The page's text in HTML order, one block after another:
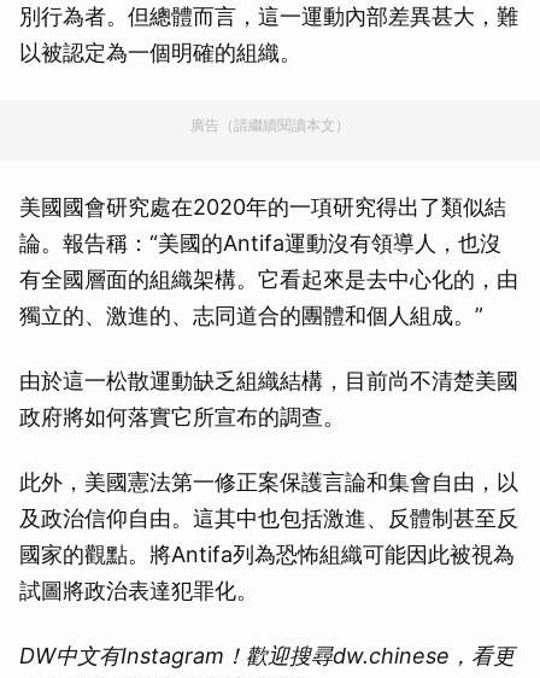
別行為者。但總體而言，這一運動內部差異甚大，難
以被認定為一個明確的組織。
廣告（請繼續閱讀本文）
美國國會研究處在2020年的一項研究得出了類似結
論。報告稱：“美國的Antifa運動沒有領導人，也沒
有全國層面的組織架構。它看起來是去中心化的，由
獨立的、激進的、志同道合的團體和個人組成。”
由於這一松散運動缺乏組織結構，目前尚不清楚美國
政府將如何落實它所宣布的調查。
此外，美國憲法第一修正案保護言論和集會自由，以
及政治信仰自由。這其中也包括激進、反體制甚至反
國家的觀點。將Antifa列為恐怖組織可能因此被視為
試圖將政治表達犯罪化。
DW中文有Instagram！歡迎搜尋dw.chinese，看更